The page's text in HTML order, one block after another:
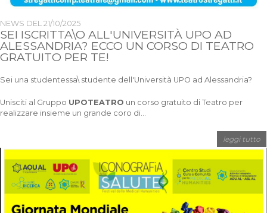
NEWS DEL 21/10/2025
SEI ISCRITTA\O ALL'UNIVERSITÀ UPO AD
ALESSANDRIA? ECCO UN CORSO DI TEATRO
GRATUITO PER TE!
Sei una studentessa\ studente dell'Università UPO ad Alessandria?
Unisciti al Gruppo UPOTEATRO un corso gratuito di Teatro per
realizzare insieme un grande coro di...
leggi tutto